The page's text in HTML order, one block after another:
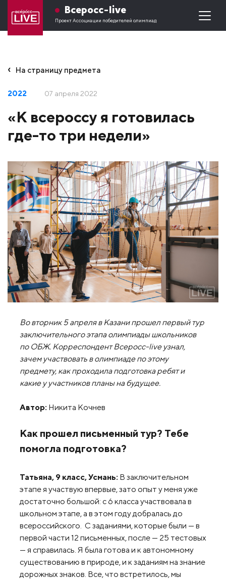
Всеросс-live
Проект Ассоциации победителей олимпиад
На страницу предмета
2022 07 апреля 2022
«К всероссу я готовилась
где-то три недели»
Во вторник 5 апреля в Казани прошел первый тур
заключительного этапа олимпиады школьников
по ОБЖ. Корреспондент Всеросс-live узнал,
зачем участвовать в олимпиаде по этому
предмету, как проходила подготовка ребят и
какие у участников планы на будущее.
Автор: Никита Кочнев
Как прошел письменный тур? Тебе
помогла подготовка?
Татьяна, 9 класс, Усмань: В заключительном
этапе я участвую впервые, зато опыт у меня уже
достаточно большой: с 6 класса участвовала в
школьном этапе, а в этом году добралась до
всероссийского. С заданиями, которые были — в
первой части 12 письменных, после — 25 тестовых
— я справилась. Я была готова и к автономному
существованию в природе, и к заданиям на знание
дорожных знаков. Все, что встретилось, мы